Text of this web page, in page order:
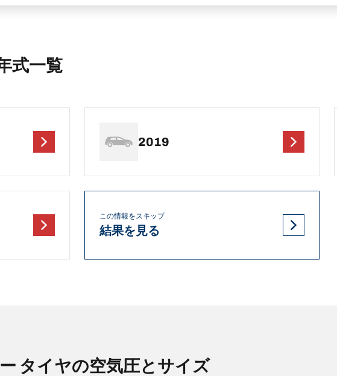
式一覧
2019
この情報をスキップ
結果を見る
タイヤの空気圧とサイズ